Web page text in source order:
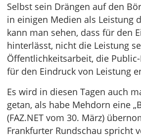
Selbst sein Drängen auf den
in einigen Medien als Leistung
kann man sehen, dass für den
hinterlässt, nicht die Leistung
Öffentlichkeitsarbeit, die
für den Eindruck von Leistung
Es wird in diesen Tagen auch
getan, als habe Mehdorn eine
(FAZ.NET vom 30. März)
Frankfurter Rundschau spricht